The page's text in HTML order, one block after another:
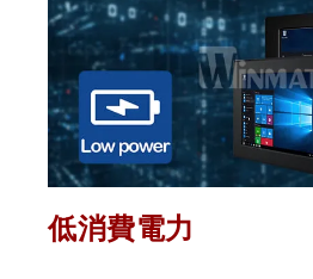
低消費電力